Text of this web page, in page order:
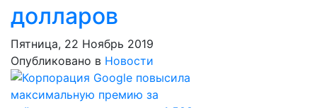
долларов
Пятница, 22 Ноябрь 2019
Опубликовано в Новости